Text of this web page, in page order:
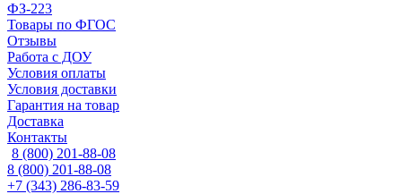
ФЗ-223
Товары по ФГОС
Отзывы
Работа с ДОУ
Условия оплаты
Условия доставки
Гарантия на товар
Доставка
Контакты
8 (800) 201-88-08
8 (800) 201-88-08
+7 (343) 286-83-59